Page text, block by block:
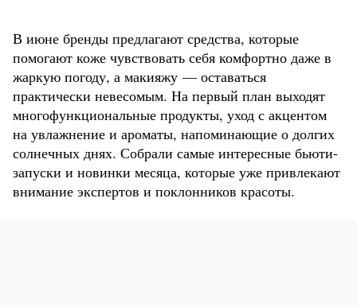
В июне бренды предлагают средства, которые
помогают коже чувствовать себя комфортно даже в
жаркую погоду, а макияжу — оставаться
практически невесомым. На первый план выходят
многофункциональные продукты, уход с акцентом
на увлажнение и ароматы, напоминающие о долгих
солнечных днях. Собрали самые интересные бьюти-
запуски и новинки месяца, которые уже привлекают
внимание экспертов и поклонников красоты.